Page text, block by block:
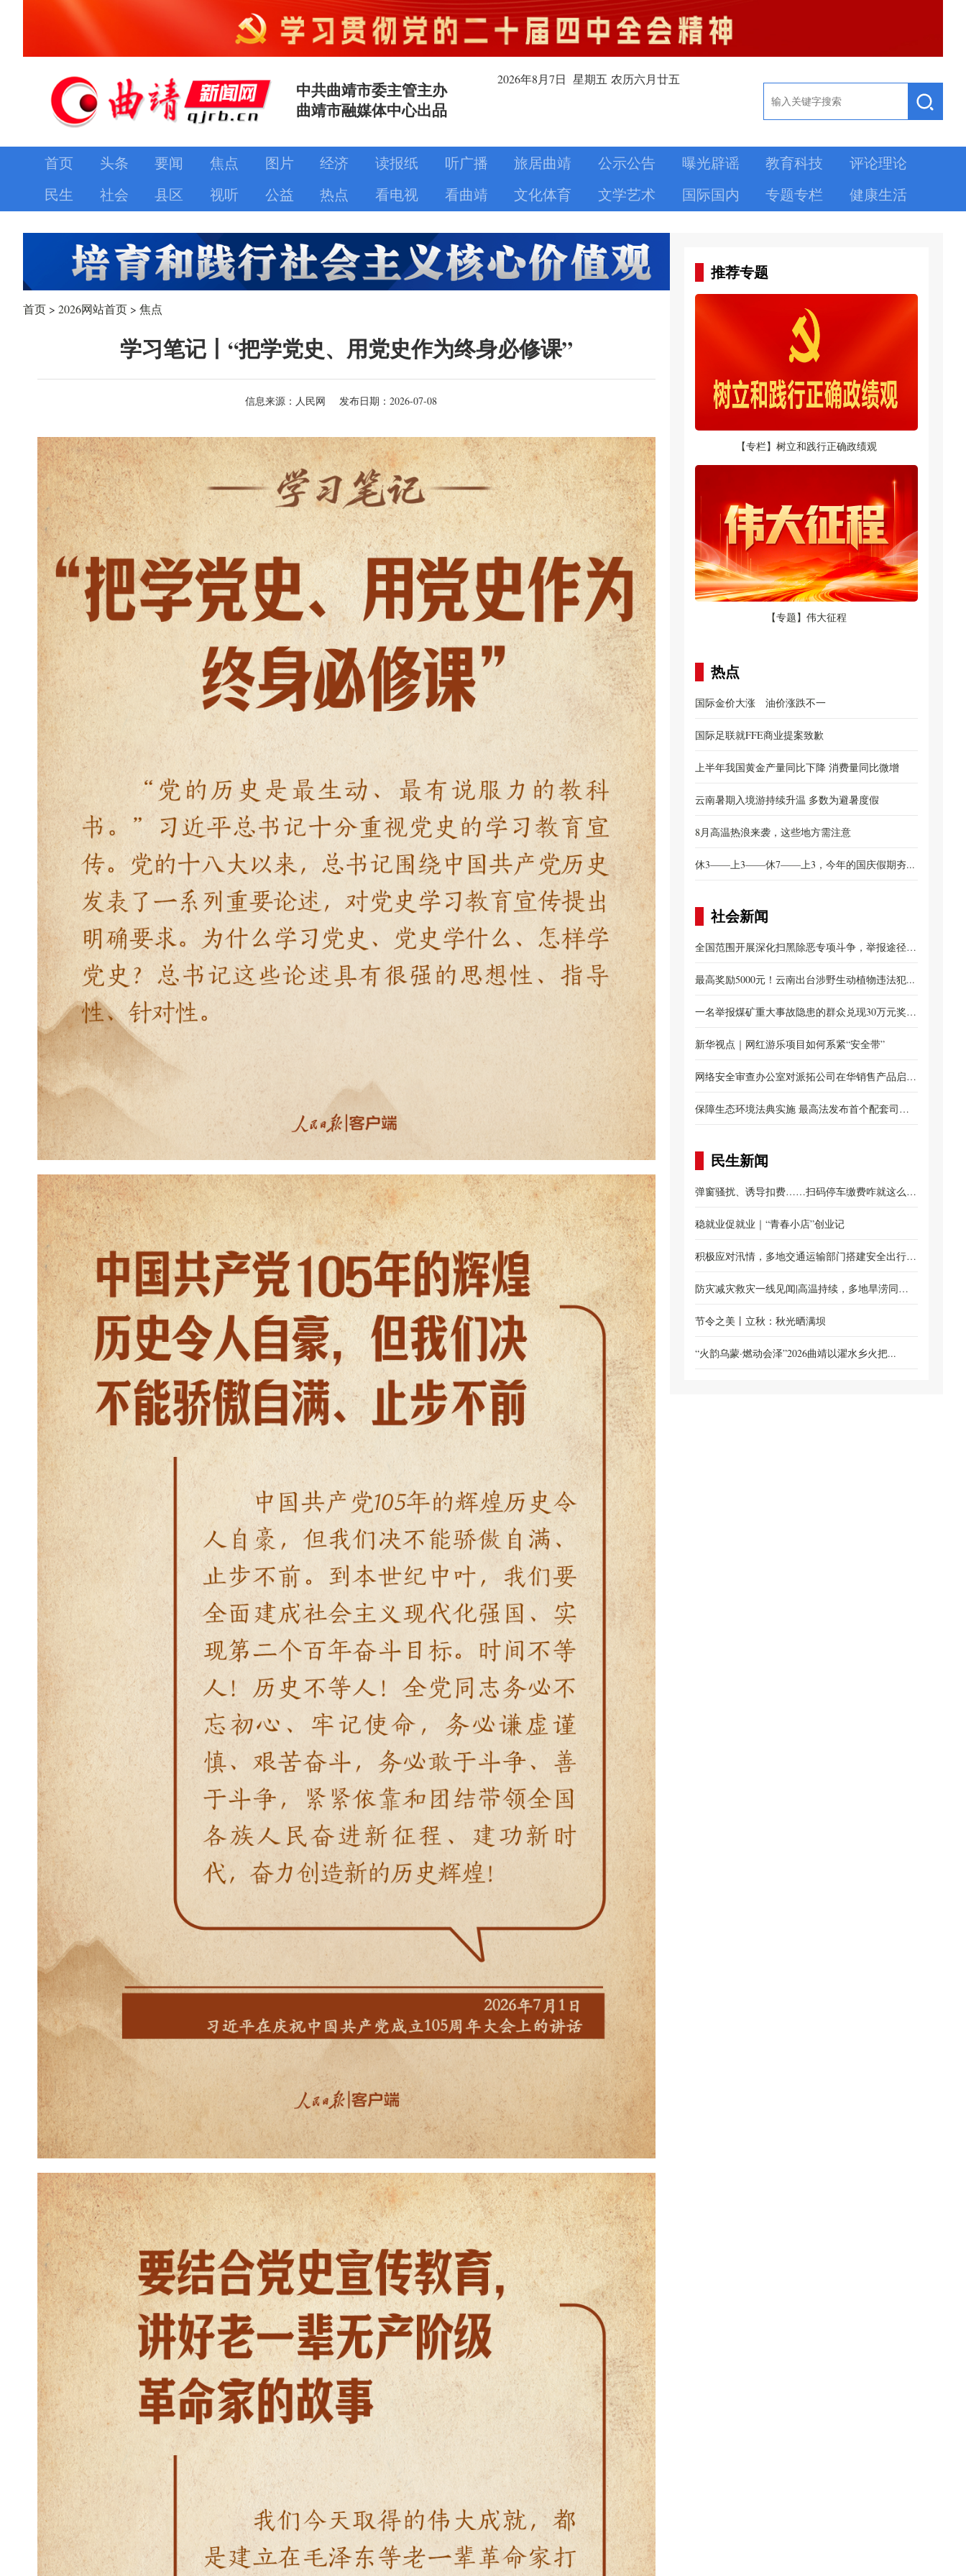
中共曲靖市委主管主办
曲靖市融媒体中心出品
2026年8月7日 星期五 农历六月廿五
首页 头条 要闻 焦点 图片 经济 读报纸 听广播 旅居曲靖 公示公告 曝光辟谣 教育科技
评论理论
民生
社会 县区 视听 公益 热点 看电视 看曲靖 文化体育 文学艺术 国际国内 专题专栏 健康生活
首页 > 2026网站首页 > 焦点
学习笔记丨“把学党史、用党史作为终身必修课”
信息来源：人民网 发布日期：2026-07-08
推荐专题
【专栏】树立和践行正确政绩观
【专题】伟大征程
热点
国际金价大涨 油价涨跌不一
国际足联就FFE商业提案致歉
上半年我国黄金产量同比下降 消费量同比微增
云南暑期入境游持续升温 多数为避暑度假
8月高温热浪来袭，这些地方需注意
休3——上3——休7——上3，今年的国庆假期夯...
社会新闻
全国范围开展深化扫黑除恶专项斗争，举报途径公
布...
最高奖励5000元！云南出台涉野生动植物违法犯...
一名举报煤矿重大事故隐患的群众兑现30万元奖
励...
新华视点｜网红游乐项目如何系紧“安全带”
网络安全审查办公室对派拓公司在华销售产品启动
网...
保障生态环境法典实施 最高法发布首个配套司法
民生新闻
弹窗骚扰、诱导扣费……扫码停车缴费咋就这么
难？...
稳就业促就业｜“青春小店”创业记
积极应对汛情，多地交通运输部门搭建安全出行防
线...
防灾减灾救灾一线见闻|高温持续，多地旱涝同防
保...
节令之美丨立秋：秋光晒满坝
“火韵乌蒙·燃动会泽”2026曲靖以濯水乡火把...